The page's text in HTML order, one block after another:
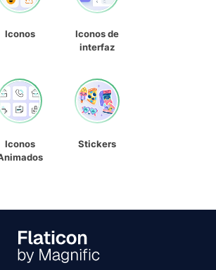
Iconos
Iconos de
interfaz
Iconos
Stickers